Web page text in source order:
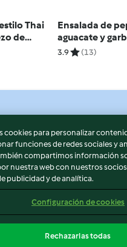
Thai
de
Ensalada de
aguacate y
crujientes
3.9 (13)
2026
uso
legal
cookies para personalizar
funciones de redes sociales y
compartimos información
nuestra web con nuestros
publicidad y de analítica.
Configuración de cookies
Rechazarlas todas